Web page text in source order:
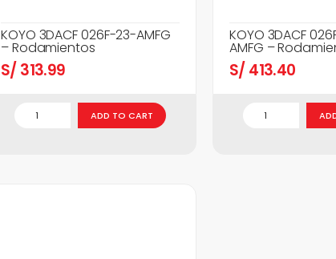
KOYO 3DACF 026F-23-AMFG
– Rodamientos
S/ 313.99
ADD TO CART
KOYO 3DACF
AMFG –
S/ 413.40